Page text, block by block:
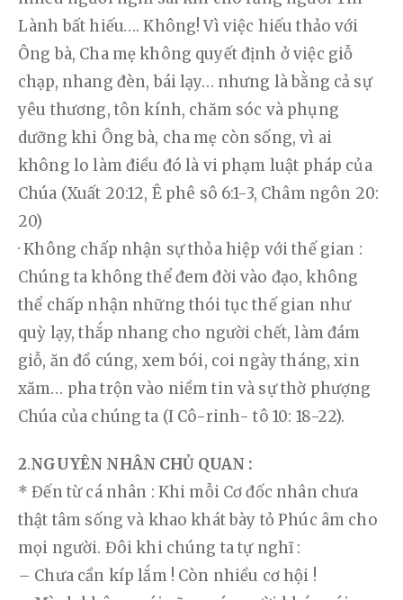
Lành bất hiếu…. Không! Vì việc hiếu thảo với
Ông bà, Cha mẹ không quyết định ở việc giỗ
chạp, nhang đèn, bái lạy… nhưng là bằng cả sự
yêu thương, tôn kính, chăm sóc và phụng
dưỡng khi Ông bà, cha mẹ còn sống, vì ai
không lo làm điều đó là vi phạm luật pháp của
Chúa (Xuất 20:12, Ê phê sô 6:1-3, Châm ngôn 20:
20)
· Không chấp nhận sự thỏa hiệp với thế gian :
Chúng ta không thể đem đời vào đạo, không
thể chấp nhận những thói tục thế gian như
quỳ lạy, thắp nhang cho người chết, làm đám
giỗ, ăn đồ cúng, xem bói, coi ngày tháng, xin
xăm… pha trộn vào niềm tin và sự thờ phượng
Chúa của chúng ta (I Cô-rinh- tô 10: 18-22).
2.NGUYÊN NHÂN CHỦ QUAN :
* Đến từ cá nhân : Khi mỗi Cơ đốc nhân chưa
thật tâm sống và khao khát bày tỏ Phúc âm cho
mọi người. Đôi khi chúng ta tự nghĩ :
– Chưa cần kíp lắm ! Còn nhiều cơ hội !